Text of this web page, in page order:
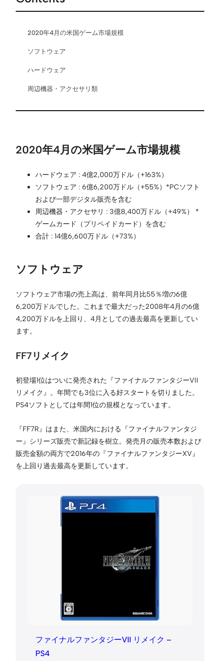
2020年4月の米国ゲーム市場規模
ソフトウェア
ハードウェア
周辺機器・アクセサリ類
2020年4月の米国ゲーム市場規模
ハードウェア : 4億2,000万ドル（+163%）
ソフトウェア : 6億6,200万ドル（+55%）*PCソフト
および一部デジタル販売を含む
周辺機器・アクセサリ : 3億8,400万ドル（+49%） *
ゲームカード（プリペイドカード）を含む
合計 : 14億6,600万ドル（+73%）
ソフトウェア
ソフトウェア市場の売上高は、前年同月比55％増の6億
6,200万ドルでした。これまで最大だった2008年4月の6億
4,200万ドルを上回り、4月としての過去最高を更新してい
ます。
FF7リメイク
初登場1位はついに発売された『ファイナルファンタジーVII
リメイク』。年間でも3位に入る好スタートを切りました。
PS4ソフトとしては年間1位の規模となっています。
『FF7R』はまた、米国内における『ファイナルファンタジ
ー』シリーズ販売で新記録を樹立。発売月の販売本数および
販売金額の両方で2016年の『ファイナルファンタジーXV』
を上回り過去最高を更新しています。
ファイナルファンタジーVII リメイク –
PS4